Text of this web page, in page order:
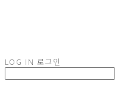
LOG IN 로그인